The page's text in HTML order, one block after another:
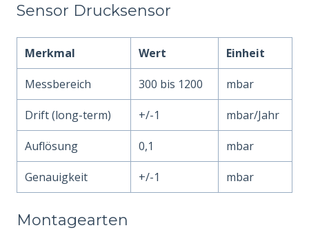
Sensor Drucksensor
Merkmal Wert Einheit
Messbereich 300 bis 1200 mbar
Drift (long-term) +/-1 mbar/Jahr
Auflösung 0,1 mbar
Genauigkeit +/-1 mbar
Montagearten